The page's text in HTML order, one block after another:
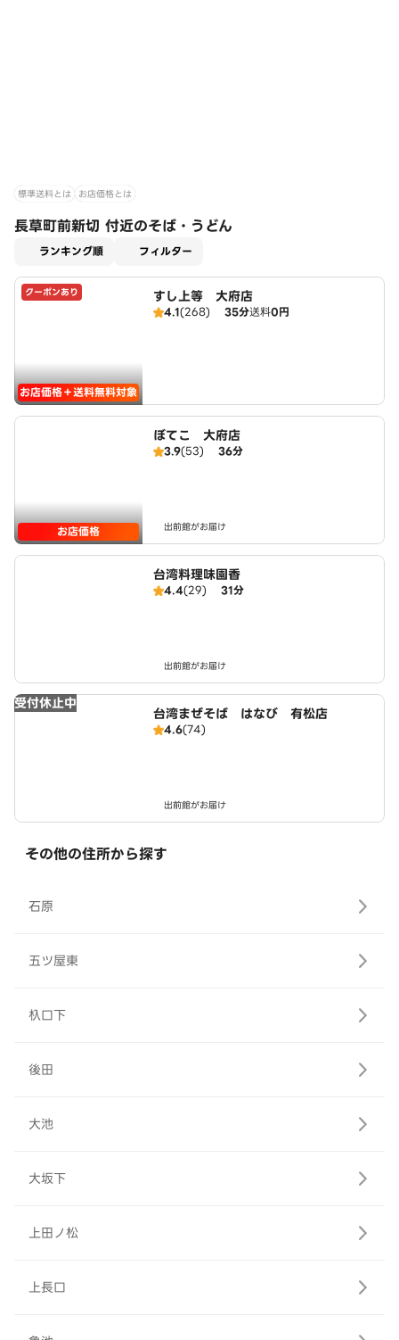
標準送料とは お店価格とは
長草町前新切 付近のそば・うどん
ランキング順 フィルター
クーポンあり
お店価格＋送料無料対象
すし上等 大府店
4.1(268) 35分送料0円
お店価格
ぼてこ 大府店
3.9(53) 36分
出前館がお届け
台湾料理味園香
4.4(29) 31分
出前館がお届け
受付休止中
台湾まぜそば はなび 有松店
4.6(74)
出前館がお届け
その他の住所から探す
石原
五ツ屋東
杁口下
後田
大池
大坂下
上田ノ松
上長口